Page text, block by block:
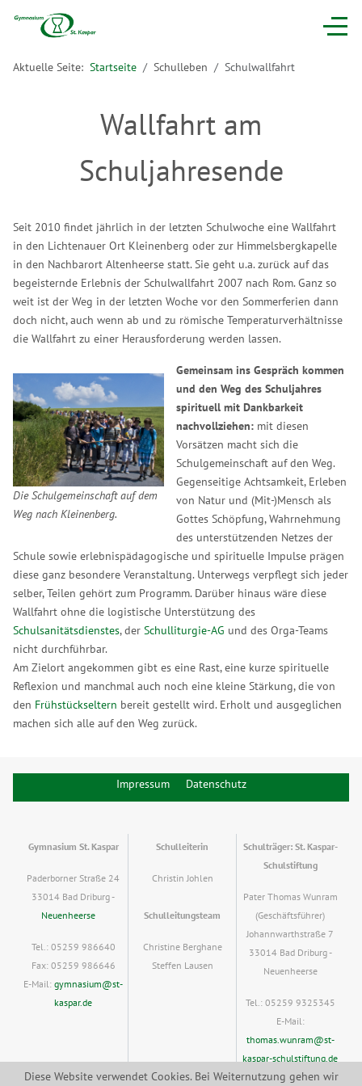
Aktuelle Seite:Startseite Schulleben Schulwallfahrt
Wallfahrt am
Schuljahresende
Seit 2010 findet jährlich in der letzten Schulwoche eine Wallfahrt
in den Lichtenauer Ort Kleinenberg oder zur Himmelsbergkapelle
in den Nachbarort Altenheerse statt. Sie geht u.a. zurück auf das
begeisternde Erlebnis der Schulwallfahrt 2007 nach Rom. Ganz so
weit ist der Weg in der letzten Woche vor den Sommerferien dann
doch nicht, auch wenn ab und zu römische Temperaturverhältnisse
die Wallfahrt zu einer Herausforderung werden lassen.
Die Schulgemeinschaft auf dem
Weg nach Kleinenberg.
Gemeinsam ins Gespräch kommen
und den Weg des Schuljahres
spirituell mit Dankbarkeit
nachvollziehen: mit diesen
Vorsätzen macht sich die
Schulgemeinschaft auf den Weg.
Gegenseitige Achtsamkeit, Erleben
von Natur und (Mit-)Mensch als
Gottes Schöpfung, Wahrnehmung
des unterstützenden Netzes der
Schule sowie erlebnispädagogische und spirituelle Impulse prägen
diese ganz besondere Veranstaltung. Unterwegs verpflegt sich jeder
selber, Teilen gehört zum Programm. Darüber hinaus wäre diese
Wallfahrt ohne die logistische Unterstützung des
Schulsanitätsdienstes, derSchulliturgie-AG und des Orga-Teams
nicht durchführbar.
Am Zielort angekommen gibt es eine Rast, eine kurze spirituelle
Reflexion und manchmal auch noch eine kleine Stärkung, die von
den Frühstückseltern bereit gestellt wird. Erholt und ausgeglichen
machen sich alle auf den Weg zurück.
Impressum Datenschutz
Gymnasium St. Kaspar
Paderborner Straße 24
33014 Bad Driburg -
Neuenheerse
Tel.: 05259 986640
Fax: 05259 986646
E-Mail: gymnasium@st-
kaspar.de
Schulleiterin
Christin Johlen
Schulleitungsteam
Christine Berghane
Steffen Lausen
Schulträger: St. Kaspar-
Schulstiftung
Pater Thomas Wunram
(Geschäftsführer)
Johannwarthstraße 7
33014 Bad Driburg -
Neuenheerse
Tel.: 05259 9325345
E-Mail:
thomas.wunram@st-
kaspar-schulstiftung.de
Diese Website verwendet Cookies. Bei Weiternutzung gehen wir